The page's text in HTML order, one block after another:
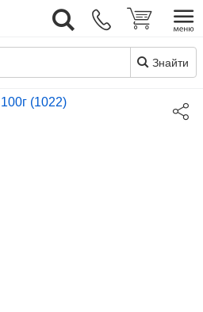
Знайти
UK